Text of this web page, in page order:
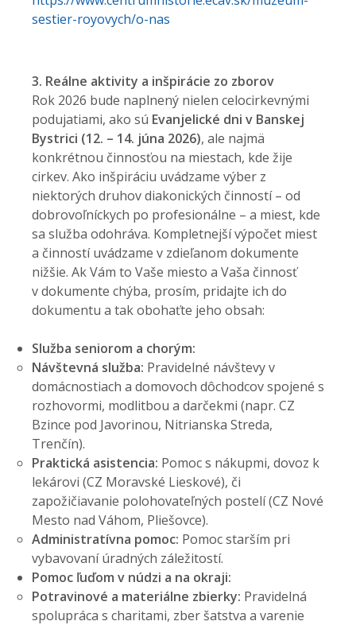
sestier-royovych/o-nas
3. Reálne aktivity a inšpirácie zo zborov
Rok 2026 bude naplnený nielen celocirkevnými
podujatiami, ako sú Evanjelické dni v Banskej
Bystrici (12. – 14. júna 2026), ale najmä
konkrétnou činnosťou na miestach, kde žije
cirkev. Ako inšpiráciu uvádzame výber z
niektorých druhov diakonických činností – od
dobrovoľníckych po profesionálne – a miest, kde
sa služba odohráva. Kompletnejší výpočet miest
a činností uvádzame v zdieľanom dokumente
nižšie. Ak Vám to Vaše miesto a Vaša činnosť
v dokumente chýba, prosím, pridajte ich do
dokumentu a tak obohaťte jeho obsah:
Služba seniorom a chorým:
Návštevná služba: Pravidelné návštevy v
domácnostiach a domovoch dôchodcov spojené s
rozhovormi, modlitbou a darčekmi (napr. CZ
Bzince pod Javorinou, Nitrianska Streda,
Trenčín).
Praktická asistencia: Pomoc s nákupmi, dovoz k
lekárovi (CZ Moravské Lieskové), či
zapožičiavanie polohovateľných postelí (CZ Nové
Mesto nad Váhom, Pliešovce).
Administratívna pomoc: Pomoc starším pri
vybavovaní úradných záležitostí.
Pomoc ľuďom v núdzi a na okraji:
Potravinové a materiálne zbierky: Pravidelná
spolupráca s charitami, zber šatstva a varenie